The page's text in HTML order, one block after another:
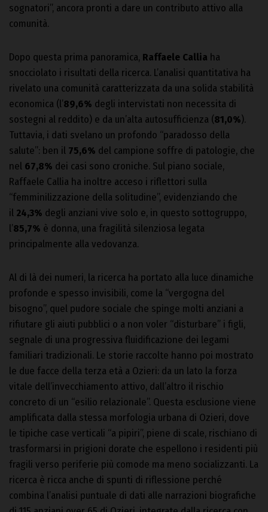
sognatori”, ancora pronti a dare un contributo attivo alla
comunità.
Dopo questa prima panoramica, Raffaele Callia ha
snocciolato i risultati della ricerca. L’analisi quantitativa ha
rivelato una comunità caratterizzata da una solida stabilità
economica (l’89,6% degli intervistati non necessita di
sostegni al reddito) e da un’alta autosufficienza (81,0%).
Tuttavia, i dati svelano un profondo “paradosso della
salute”: ben il 75,6% del campione soffre di patologie, che
nel 67,8% dei casi sono croniche. Sul piano sociale,
Raffaele Callia ha inoltre acceso i riflettori sulla
“femminilizzazione della solitudine”, evidenziando che
il 24,3% degli anziani vive solo e, in questo sottogruppo,
l’85,7% è donna, una fragilità silenziosa legata
principalmente alla vedovanza.
Al di là dei numeri, la ricerca ha portato alla luce dinamiche
profonde e spesso invisibili, come la “vergogna del
bisogno”, quel pudore sociale che spinge molti anziani a
rifiutare gli aiuti pubblici o a non voler “disturbare” i figli,
segnale di una progressiva fluidificazione dei legami
familiari tradizionali. Le storie raccolte hanno poi mostrato
le due facce della terza età a Ozieri: da un lato la forza
vitale dell’invecchiamento attivo, dall’altro il rischio
concreto di un “esilio relazionale”. Questa esclusione viene
amplificata dalla stessa morfologia urbana di Ozieri, dove
le tipiche case verticali “a pipiri”, piene di scale, rischiano di
trasformarsi in prigioni dorate che espellono i residenti più
fragili verso periferie più comode ma meno socializzanti. La
ricerca è ricca anche di spunti di riflessione perché
combina l’analisi puntuale di dati alle narrazioni biografiche